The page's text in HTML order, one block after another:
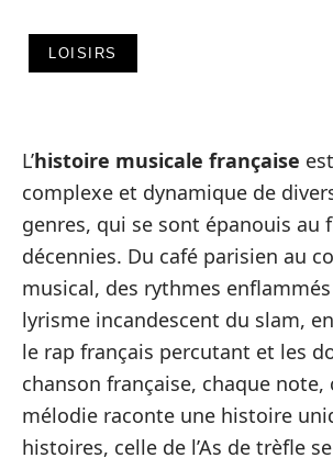
LOISIRS
L’histoire musicale française
complexe et dynamique de
genres, qui se sont épanouis au
décennies. Du café parisien au
musical, des rythmes
lyrisme incandescent du slam,
le rap français percutant et les
chanson française, chaque note,
mélodie raconte une histoire
histoires, celle de l’As de trèfle